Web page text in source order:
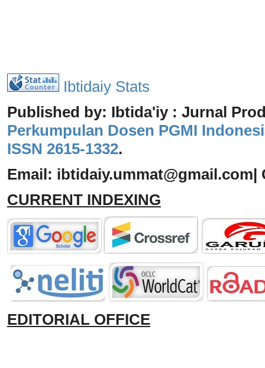
Ibtidaiy Stats
Published by: Ibtida'iy : Jurnal
Perkumpulan Dosen PGMI
ISSN 2615-1332.
Email: ibtidaiy.ummat@gmail.com|
CURRENT INDEXING
EDITORIAL OFFICE